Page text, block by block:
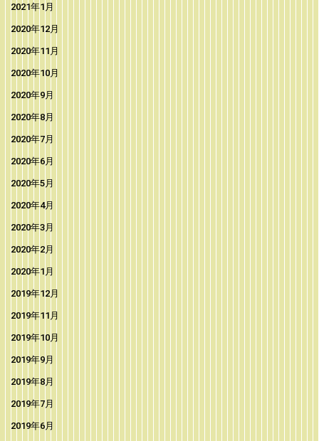
2021年1月
2020年12月
2020年11月
2020年10月
2020年9月
2020年8月
2020年7月
2020年6月
2020年5月
2020年4月
2020年3月
2020年2月
2020年1月
2019年12月
2019年11月
2019年10月
2019年9月
2019年8月
2019年7月
2019年6月